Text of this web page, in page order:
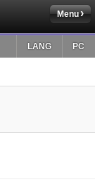
Menu
PC
LANG